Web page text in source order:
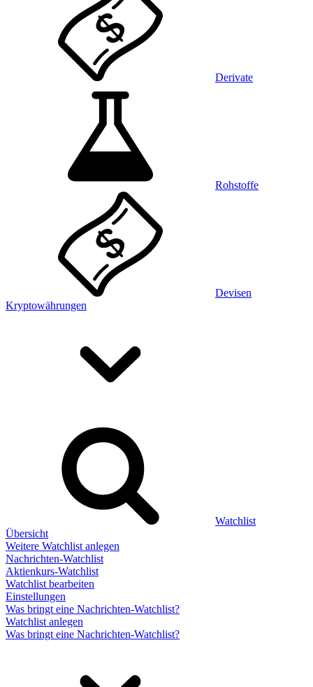
Derivate
Rohstoffe
Devisen
Kryptowährungen
Watchlist
Übersicht
Weitere Watchlist anlegen
Nachrichten-Watchlist
Aktienkurs-Watchlist
Watchlist bearbeiten
Einstellungen
Was bringt eine Nachrichten-Watchlist?
Watchlist anlegen
Was bringt eine Nachrichten-Watchlist?